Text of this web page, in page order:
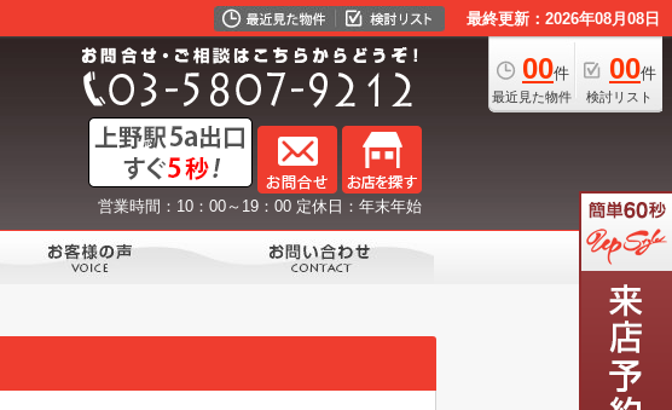
最終更新：2026年08月08日
00件
最近見た物件
00件
検討リスト
営業時間：10：00～19：00 定休日：年末年始